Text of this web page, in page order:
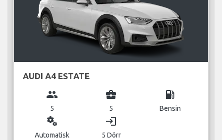
AUDI A4 ESTATE
group
5
business_center
5
local_gas_station
Bensin
miscellaneous_services
Automatisk
login
5 Dörr